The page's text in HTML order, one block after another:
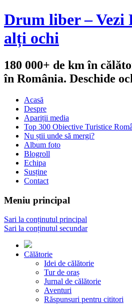
Drum liber – Vezi
alți ochi
180 000+ de km în
în România. Deschide
Acasă
Despre
Apariții media
Top 300 Obiective Turistice
Nu știi unde să mergi?
Album foto
Blogroll
Echipa
Susține
Contact
Meniu principal
Sari la conținutul principal
Sari la conținutul secundar
Călătorie
Idei de călătorie
Tur de oraș
Jurnal de călătorie
Aventuri
Răspunsuri pentru cititori